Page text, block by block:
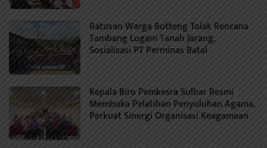
Ratusan Warga Botteng Tolak Rencana
Tambang Logam Tanah Jarang,
Sosialisasi PT Perminas Batal
Kepala Biro Pemkesra Sulbar Resmi
Membuka Pelatihan Penyuluhan Agama,
Perkuat Sinergi Organisasi Keagamaan